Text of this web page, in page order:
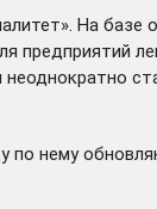
На базе
предприятий
нему